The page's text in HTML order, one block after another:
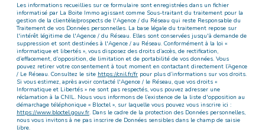
Les informations recueillies sur ce formulaire sont enregistrées dans un fichier
informatisé par La Boite Immo agissant comme Sous-traitant du traitement pour la
gestion de la clientèle/prospects de l'Agence / du Réseau qui reste Responsable du
Traitement de vos Données personnelles. La base légale du traitement repose sur
l'intérêt légitime de l'Agence / du Réseau. Elles sont conservées jusqu'à demande de
suppression et sont destinées à l'Agence / au Réseau. Conformément à la loi «
informatique et libertés », vous disposez des droits d’accès, de rectification,
d’effacement, d’opposition, de limitation et de portabilité de vos données. Vous
pouvez retirer votre consentement à tout moment en contactant directement l’Agence
/ Le Réseau. Consultez le site https://cnil.fr/fr pour plus d’informations sur vos droits.
Si vous estimez, après avoir contacté l'Agence / le Réseau, que vos droits «
Informatique et Libertés » ne sont pas respectés, vous pouvez adresser une
réclamation à la CNIL. Nous vous informons de l’existence de la liste d'opposition au
démarchage téléphonique « Bloctel », sur laquelle vous pouvez vous inscrire ici :
https://www.bloctel.gouv.fr . Dans le cadre de la protection des Données personnelles,
nous vous invitons à ne pas inscrire de Données sensibles dans le champ de saisie
libre.